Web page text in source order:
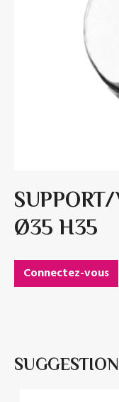
Ø35 H35
Connectez-vous